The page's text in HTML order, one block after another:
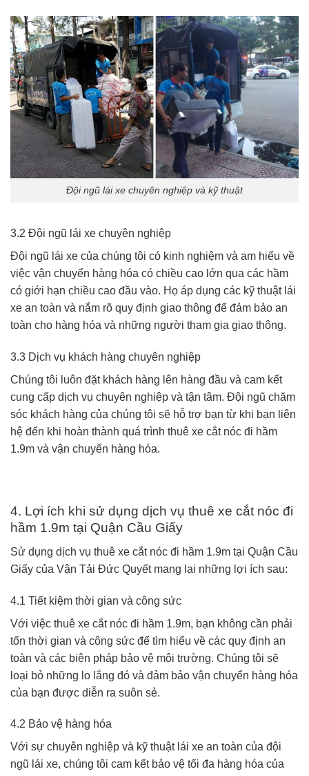
Đội ngũ lái xe chuyên nghiệp và kỹ thuật
3.2 Đội ngũ lái xe chuyên nghiệp
Đội ngũ lái xe của chúng tôi có kinh nghiệm và am hiểu về
việc vận chuyển hàng hóa có chiều cao lớn qua các hầm
có giới hạn chiều cao đầu vào. Họ áp dụng các kỹ thuật lái
xe an toàn và nắm rõ quy định giao thông để đảm bảo an
toàn cho hàng hóa và những người tham gia giao thông.
3.3 Dịch vụ khách hàng chuyên nghiệp
Chúng tôi luôn đặt khách hàng lên hàng đầu và cam kết
cung cấp dịch vụ chuyên nghiệp và tận tâm. Đội ngũ chăm
sóc khách hàng của chúng tôi sẽ hỗ trợ bạn từ khi bạn liên
hệ đến khi hoàn thành quá trình thuê xe cắt nóc đi hầm
1.9m và vận chuyển hàng hóa.
4. Lợi ích khi sử dụng dịch vụ thuê xe cắt nóc đi
hầm 1.9m tại Quận Cầu Giấy
Sử dụng dịch vụ thuê xe cắt nóc đi hầm 1.9m tại Quận Cầu
Giấy của Vận Tải Đức Quyết mang lại những lợi ích sau:
4.1 Tiết kiệm thời gian và công sức
Với việc thuê xe cắt nóc đi hầm 1.9m, bạn không cần phải
tốn thời gian và công sức để tìm hiểu về các quy định an
toàn và các biện pháp bảo vệ môi trường. Chúng tôi sẽ
loại bỏ những lo lắng đó và đảm bảo vận chuyển hàng hóa
của bạn được diễn ra suôn sẻ.
4.2 Bảo vệ hàng hóa
Với sự chuyên nghiệp và kỹ thuật lái xe an toàn của đội
ngũ lái xe, chúng tôi cam kết bảo vệ tối đa hàng hóa của